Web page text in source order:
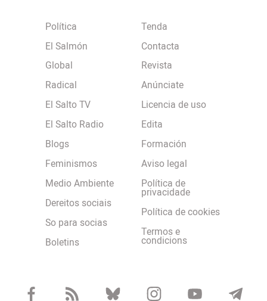
Política
El Salmón
Global
Radical
El Salto TV
El Salto Radio
Blogs
Feminismos
Medio Ambiente
Dereitos sociais
So para socias
Boletins
Tenda
Contacta
Revista
Anúnciate
Licencia de uso
Edita
Formación
Aviso legal
Política de
privacidade
Política de cookies
Termos e
condicions